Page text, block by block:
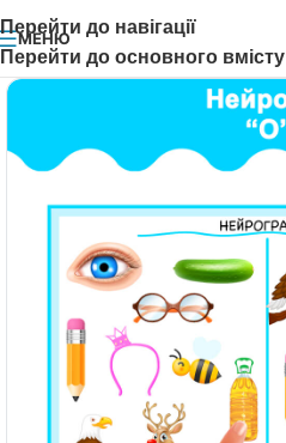
Перейти до навігації
Перейти до основного вмісту
МЕНЮ